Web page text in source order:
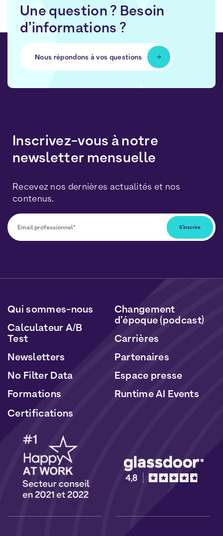
Une question ? Besoin
d’informations ?
Nous répondons à vos questions
Inscrivez-vous à notre
newsletter mensuelle
Recevez nos dernières actualités et nos
contenus.
données seront traitées conformément à notre
et deCookies
Qui sommes-nous
Calculateur A/B
Test
Newsletters
No Filter Data
Formations
Changement
d’époque (podcast)
Carrières
Partenaires
Espace presse
Runtime AI Events
Certifications